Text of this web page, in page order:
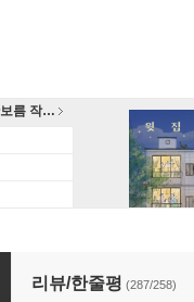
뮤지컬 〈휴남동 서점〉X 황보름 작가 북토크
리뷰/한줄평 (287/258)